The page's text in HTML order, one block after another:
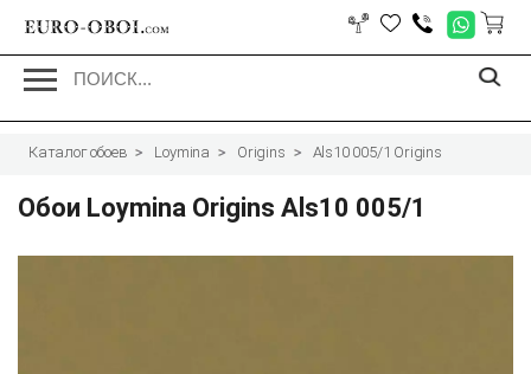
EURO-OBOI.com
Каталог обоев Loymina Origins Als10 005/1 Origins
Обои Loymina Origins Als10 005/1